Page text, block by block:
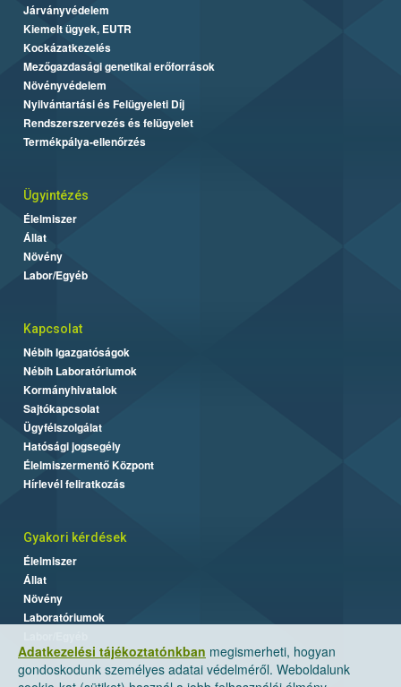
Adatkezelési tájékoztatónkban megismerheti, hogyan
gondoskodunk személyes adatai védelméről. Weboldalunk
Járványvédelem
Kiemelt ügyek, EUTR
Kockázatkezelés
Mezőgazdasági genetikai erőforrások
Növényvédelem
Nyilvántartási és Felügyeleti Díj
Rendszerszervezés és felügyelet
Termékpálya-ellenőrzés
Ügyintézés
Élelmiszer
Állat
Növény
Labor/Egyéb
Kapcsolat
Nébih Igazgatóságok
Nébih Laboratóriumok
Kormányhivatalok
Sajtókapcsolat
Ügyfélszolgálat
Hatósági jogsegély
Élelmiszermentő Központ
Hírlevél feliratkozás
Gyakori kérdések
Élelmiszer
Állat
Növény
Laboratóriumok